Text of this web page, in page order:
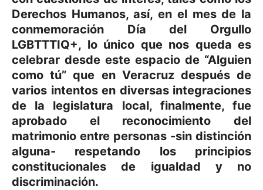
Derechos Humanos, así, en el mes de la
conmemoración Día del Orgullo
LGBTTTIQ+, lo único que nos queda es
celebrar desde este espacio de “Alguien
como tú” que en Veracruz después de
varios intentos en diversas integraciones
de la legislatura local, finalmente, fue
aprobado el reconocimiento del
matrimonio entre personas -sin distinción
alguna- respetando los principios
constitucionales de igualdad y no
discriminación.